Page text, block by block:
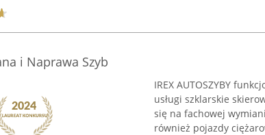
i Naprawa Szyb
IREX AUTOSZYBY
usługi szklarskie
się na fachowej
również pojazdy